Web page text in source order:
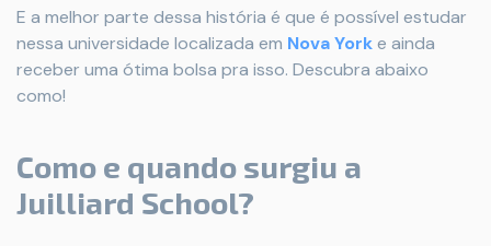
E a melhor parte dessa história é que é possível estudar
nessa universidade localizada em Nova Yorke ainda
receber uma ótima bolsa pra isso. Descubra abaixo
como!
Como e quando surgiu a
Juilliard School?